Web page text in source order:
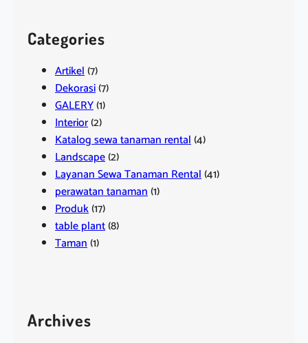
Categories
Artikel(7)
Dekorasi(7)
GALERY(1)
Interior(2)
Katalog sewa tanaman rental(4)
Landscape(2)
Layanan Sewa Tanaman Rental(41)
perawatan tanaman(1)
Produk(17)
table plant(8)
Taman(1)
Archives